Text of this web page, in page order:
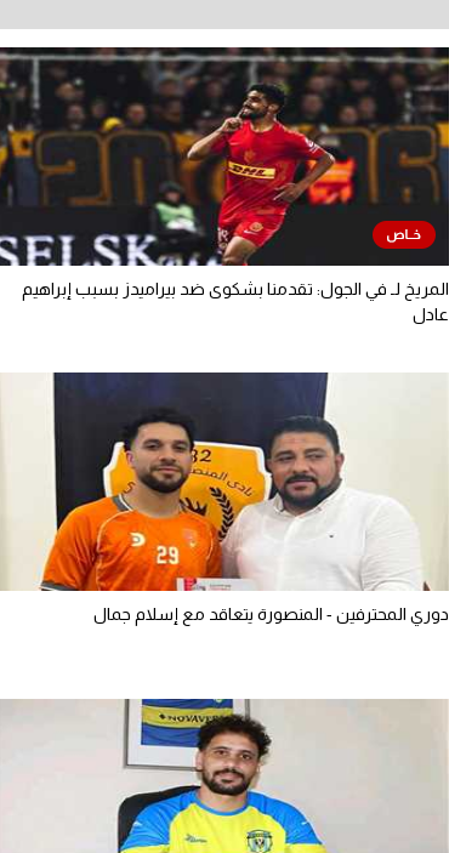
المريخ لـ في الجول: تقدمنا بشكوى ضد بيراميدز بسبب إبراهيم
عادل
دوري المحترفين - المنصورة يتعاقد مع إسلام جمال